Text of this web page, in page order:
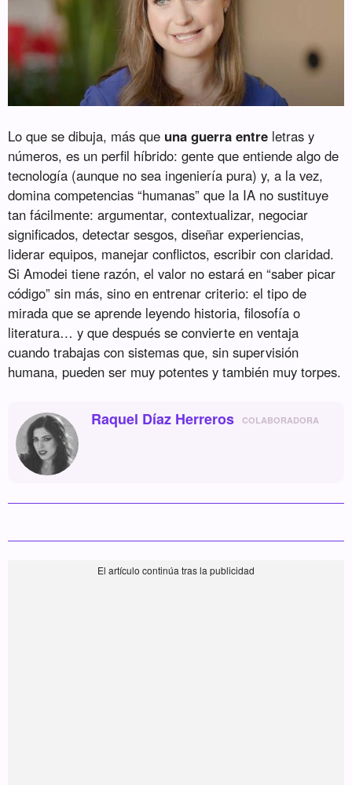
Lo que se dibuja, más que una guerra entre letras y
números, es un perfil híbrido: gente que entiende algo de
tecnología (aunque no sea ingeniería pura) y, a la vez,
domina competencias “humanas” que la IA no sustituye
tan fácilmente: argumentar, contextualizar, negociar
significados, detectar sesgos, diseñar experiencias,
liderar equipos, manejar conflictos, escribir con claridad.
Si Amodei tiene razón, el valor no estará en “saber picar
código” sin más, sino en entrenar criterio: el tipo de
mirada que se aprende leyendo historia, filosofía o
literatura… y que después se convierte en ventaja
cuando trabajas con sistemas que, sin supervisión
humana, pueden ser muy potentes y también muy torpes.
Raquel Díaz Herreros COLABORADORA